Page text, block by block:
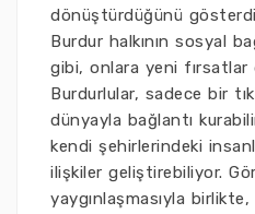
dönüştürdüğünü
Burdur halkının sosyal
gibi, onlara yeni fırsatlar
Burdurlular, sadece bir
dünyayla bağlantı
kendi şehirlerindeki
ilişkiler geliştirebiliyor.
yaygınlaşmasıyla